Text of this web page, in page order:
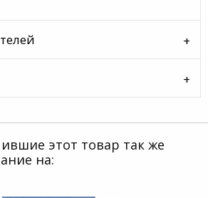
этот товар так же
на: